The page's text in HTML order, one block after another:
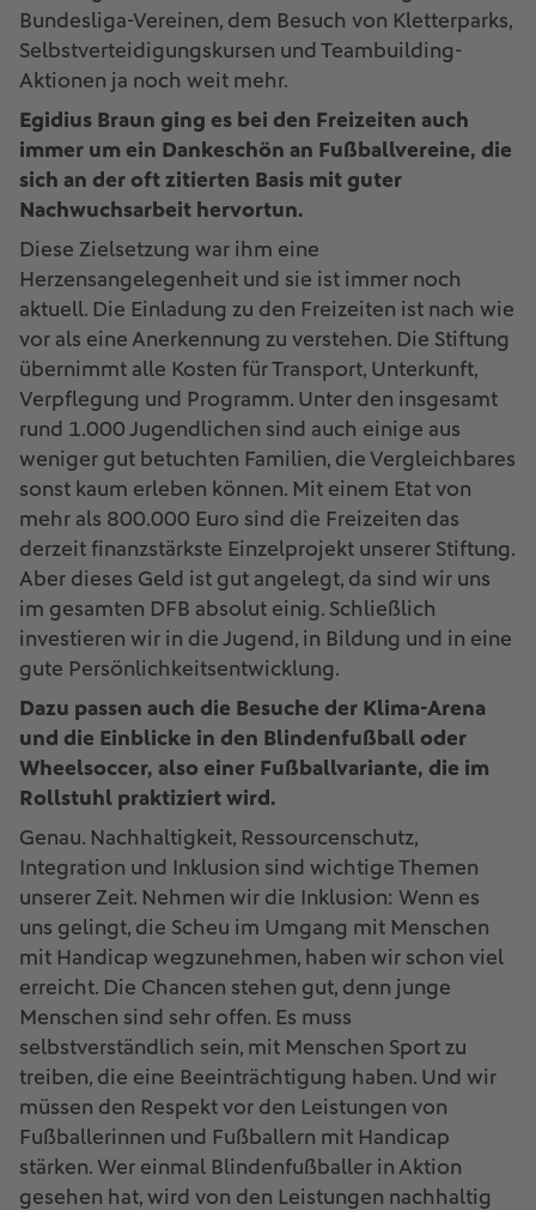
Bundesliga-Vereinen, dem Besuch von Kletterparks,
Selbstverteidigungskursen und Teambuilding-
Aktionen ja noch weit mehr.
Egidius Braun ging es bei den Freizeiten auch
immer um ein Dankeschön an Fußballvereine, die
sich an der oft zitierten Basis mit guter
Nachwuchsarbeit hervortun.
Diese Zielsetzung war ihm eine
Herzensangelegenheit und sie ist immer noch
aktuell. Die Einladung zu den Freizeiten ist nach wie
vor als eine Anerkennung zu verstehen. Die Stiftung
übernimmt alle Kosten für Transport, Unterkunft,
Verpflegung und Programm. Unter den insgesamt
rund 1.000 Jugendlichen sind auch einige aus
weniger gut betuchten Familien, die Vergleichbares
sonst kaum erleben können. Mit einem Etat von
mehr als 800.000 Euro sind die Freizeiten das
derzeit finanzstärkste Einzelprojekt unserer Stiftung.
Aber dieses Geld ist gut angelegt, da sind wir uns
im gesamten DFB absolut einig. Schließlich
investieren wir in die Jugend, in Bildung und in eine
gute Persönlichkeitsentwicklung.
Dazu passen auch die Besuche der Klima-Arena
und die Einblicke in den Blindenfußball oder
Wheelsoccer, also einer Fußballvariante, die im
Rollstuhl praktiziert wird.
Genau. Nachhaltigkeit, Ressourcenschutz,
Integration und Inklusion sind wichtige Themen
unserer Zeit. Nehmen wir die Inklusion: Wenn es
uns gelingt, die Scheu im Umgang mit Menschen
mit Handicap wegzunehmen, haben wir schon viel
erreicht. Die Chancen stehen gut, denn junge
Menschen sind sehr offen. Es muss
selbstverständlich sein, mit Menschen Sport zu
treiben, die eine Beeinträchtigung haben. Und wir
müssen den Respekt vor den Leistungen von
Fußballerinnen und Fußballern mit Handicap
stärken. Wer einmal Blindenfußballer in Aktion
gesehen hat, wird von den Leistungen nachhaltig